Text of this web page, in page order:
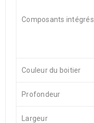
Composants intégrés
Couleur du boitier
Profondeur
Largeur